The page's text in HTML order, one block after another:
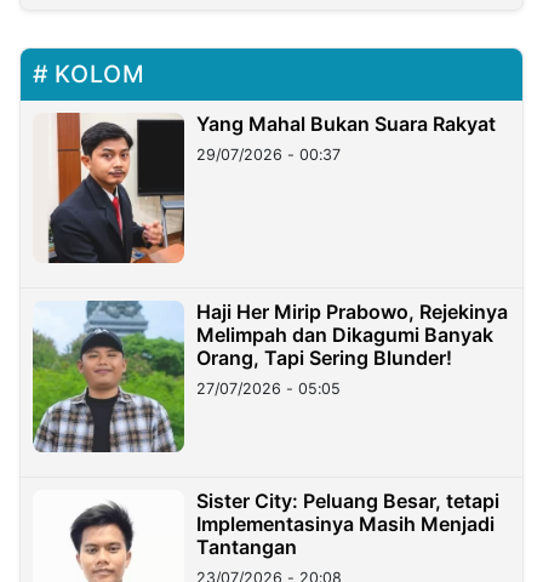
KOLOM
Yang Mahal Bukan Suara Rakyat
29/07/2026 - 00:37
Haji Her Mirip Prabowo, Rejekinya
Melimpah dan Dikagumi Banyak
Orang, Tapi Sering Blunder!
27/07/2026 - 05:05
Sister City: Peluang Besar, tetapi
Implementasinya Masih Menjadi
Tantangan
23/07/2026 - 20:08